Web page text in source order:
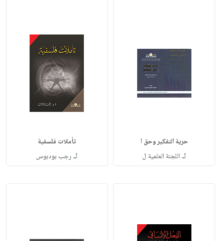
حرية التفكير وحق ا
لـ اللجنة العلمية ل
تأملات فلسفية
لـ رجب بودبوس